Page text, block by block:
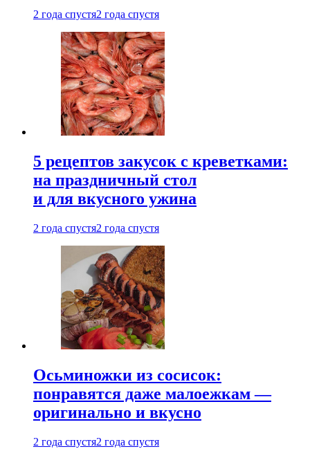
2 года спустя2 года спустя
5 рецептов закусок с креветками:
на праздничный стол
и для вкусного ужина
2 года спустя2 года спустя
Осьминожки из сосисок:
понравятся даже малоежкам —
оригинально и вкусно
2 года спустя2 года спустя